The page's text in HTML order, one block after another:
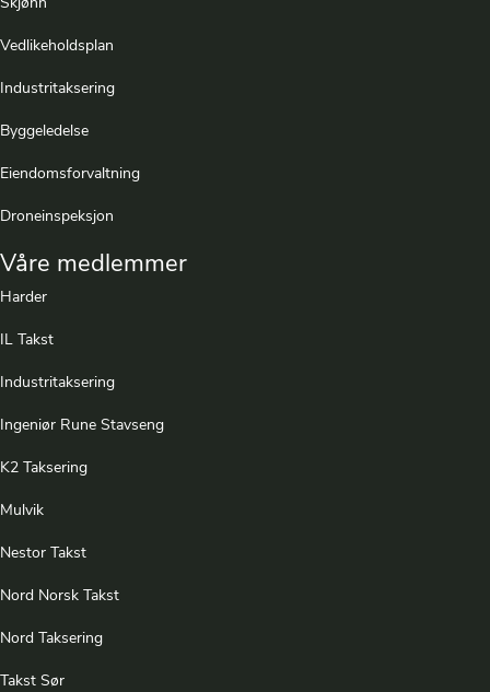
Skjønn
Vedlikeholdsplan
Industritaksering
Byggeledelse
Eiendomsforvaltning
Droneinspeksjon
Våre medlemmer
Harder
IL Takst
Industritaksering
Ingeniør Rune Stavseng
K2 Taksering
Mulvik
Nestor Takst
Nord Norsk Takst
Nord Taksering
Takst Sør